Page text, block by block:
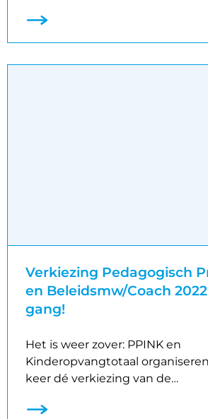
Verkiezing Pedagogisch
en Beleidsmw/Coach
gang!
Het is weer zover: PPINK en
Kinderopvangtotaal
keer dé verkiezing van de…